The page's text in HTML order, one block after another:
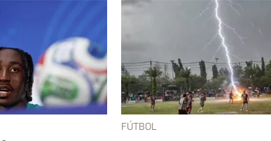
FÚTBOL